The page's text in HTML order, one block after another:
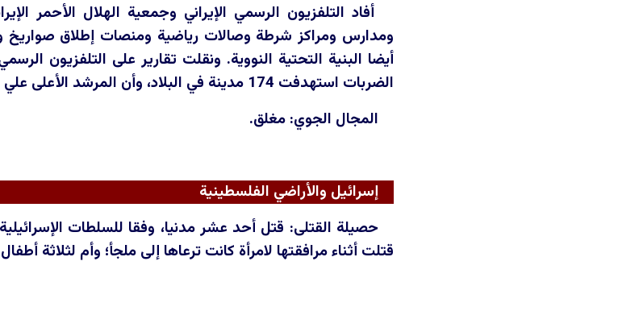
أفاد التلفزيون الرسمي الإيراني وجمعية الهلال الأحمر
ومدارس ومراكز شرطة وصالات رياضية ومنصات إطلاق
أيضا البنية التحتية النووية. ونقلت تقارير على التلفزيون
الضربات استهدفت 174 مدينة في البلاد، وأن المرشد الأعلى علي خامنئي وكبار المسؤولين العسكريين قتلوا.
المجال الجوي: مغلق.
إسرائيل والأراضي الفلسطينية
قتلت أثناء مرافقتها لامرأة كانت ترعاها إلى ملجأ؛ وأم لثلاثة